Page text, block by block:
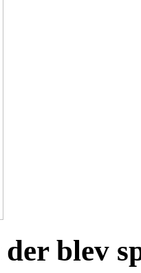
blev